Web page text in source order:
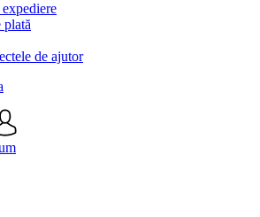
de ajutor